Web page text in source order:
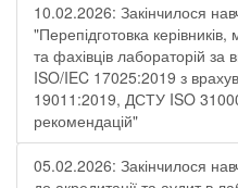
10.02.2026: Закінчилося
"Перепідготовка
та фахівців лабораторій
ISO/IEC 17025:2019 з
19011:2019, ДСТУ ISO
рекомендацій"
05.02.2026: Закінчилося